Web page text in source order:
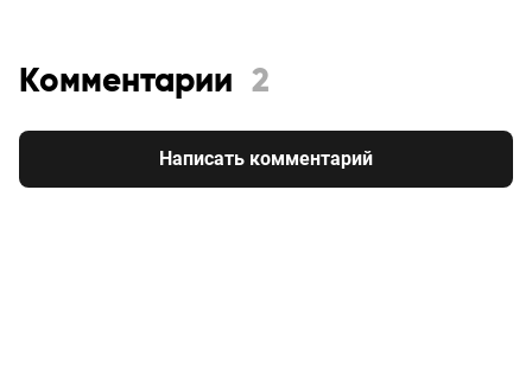
Комментарии 2
Написать комментарий